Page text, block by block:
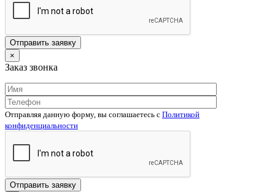
×
Заказ звонка
Отправляя данную форму, вы соглашаетесь c Политикой
конфиденциальности